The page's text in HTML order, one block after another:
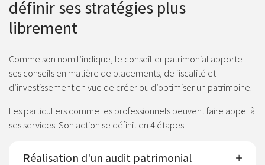
définir ses stratégies plus
librement
Comme son nom l’indique, le conseiller patrimonial apporte
ses conseils en matière de placements, de fiscalité et
d’investissement en vue de créer ou d’optimiser un patrimoine.
Les particuliers comme les professionnels peuvent faire appel à
ses services. Son action se définit en 4 étapes.
Réalisation d'un audit patrimonial